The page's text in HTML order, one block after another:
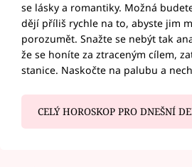
se lásky a romantiky. Možná
dějí příliš rychle na to, abyste jim
porozumět. Snažte se nebýt tak
že se honíte za ztraceným cílem,
stanice. Naskočte na palubu a
CELÝ HOROSKOP PRO DNEŠNÍ